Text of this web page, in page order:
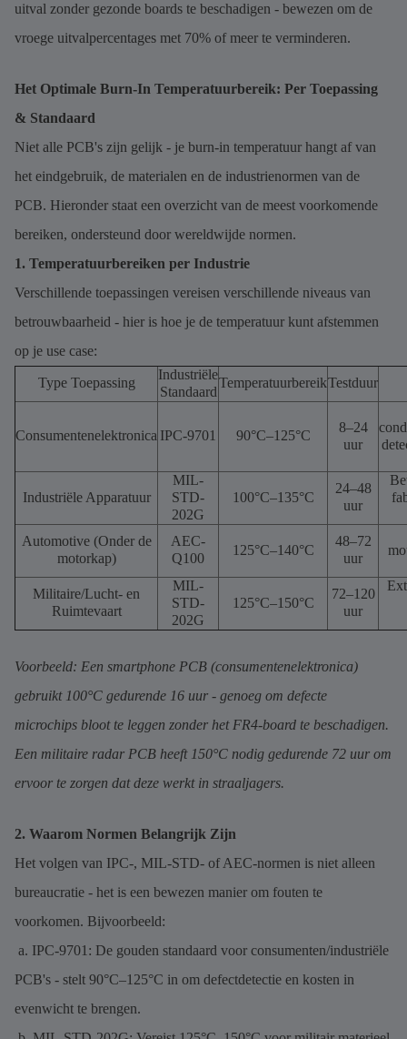
uitval zonder gezonde boards te beschadigen - bewezen om de
vroege uitvalpercentages met 70% of meer te verminderen.
Het Optimale Burn-In Temperatuurbereik: Per Toepassing
& Standaard
Niet alle PCB's zijn gelijk - je burn-in temperatuur hangt af van
het eindgebruik, de materialen en de industrienormen van de
PCB. Hieronder staat een overzicht van de meest voorkomende
bereiken, ondersteund door wereldwijde normen.
1. Temperatuurbereiken per Industrie
Verschillende toepassingen vereisen verschillende niveaus van
betrouwbaarheid - hier is hoe je de temperatuur kunt afstemmen
op je use case:
Type Toepassing
Industriële
Standaard
TemperatuurbereikTestduur
Consumentenelektronica IPC-9701 90°C–125°C
8–24
uur
Industriële Apparatuur
MIL-
STD-
202G
100°C–135°C
24–48
uur
Automotive (Onder de
motorkap)
AEC-
Q100
125°C–140°C
48–72
uur
Militaire/Lucht- en
Ruimtevaart
MIL-
STD-
202G
125°C–150°C
72–120
uur
Voorbeeld: Een smartphone PCB (consumentenelektronica)
gebruikt 100°C gedurende 16 uur - genoeg om defecte
microchips bloot te leggen zonder het FR4-board te beschadigen.
Een militaire radar PCB heeft 150°C nodig gedurende 72 uur om
ervoor te zorgen dat deze werkt in straaljagers.
2. Waarom Normen Belangrijk Zijn
Het volgen van IPC-, MIL-STD- of AEC-normen is niet alleen
bureaucratie - het is een bewezen manier om fouten te
voorkomen. Bijvoorbeeld:
a. IPC-9701: De gouden standaard voor consumenten/industriële
PCB's - stelt 90°C–125°C in om defectdetectie en kosten in
evenwicht te brengen.